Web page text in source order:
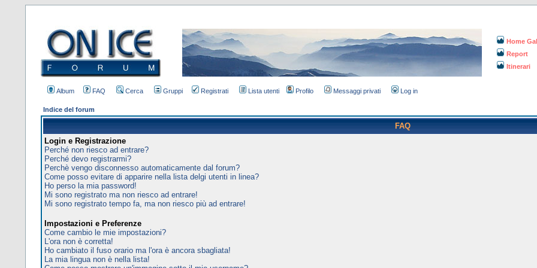
Home
Report
Itinerari
Album FAQ Cerca Gruppi Registrati Lista utenti Profilo Messaggi privati Log in
Indice del forum
FAQ
Login e Registrazione
Perché non riesco ad entrare?
Perché devo registrarmi?
Perchè vengo disconnesso automaticamente dal forum?
Come posso evitare di apparire nella lista delgi utenti in linea?
Ho perso la mia password!
Mi sono registrato ma non riesco ad entrare!
Mi sono registrato tempo fa, ma non riesco più ad entrare!
Impostazioni e Preferenze
Come cambio le mie impostazioni?
L'ora non è corretta!
Ho cambiato il fuso orario ma l'ora è ancora sbagliata!
La mia lingua non è nella lista!